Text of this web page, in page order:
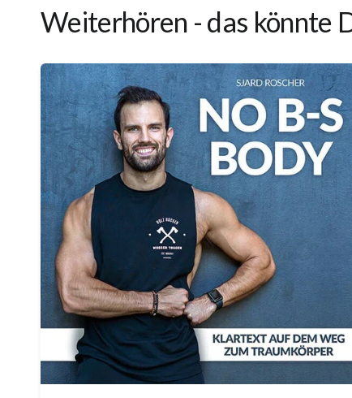
Weiterhören - das könnte